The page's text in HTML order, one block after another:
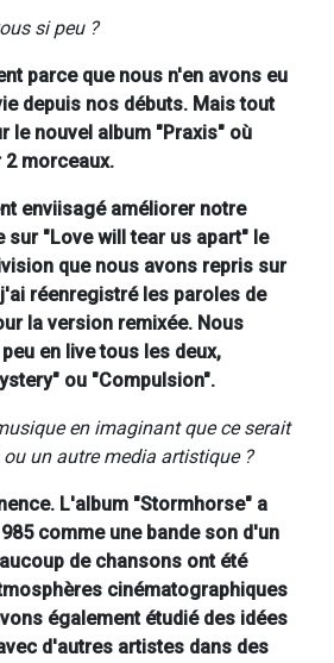
si peu ?
parce que nous n'en avons eu
depuis nos débuts. Mais tout
le nouvel album "Praxis" où
morceaux.
enviisagé améliorer notre
sur "Love will tear us apart" le
que nous avons repris sur
réenregistré les paroles de
la version remixée. Nous
en live tous les deux,
ou "Compulsion".
en imaginant que ce serait
un autre media artistique ?
L'album "Stormhorse" a
comme une bande son d'un
de chansons ont été
cinématographiques
également étudié des idées
d'autres artistes dans des